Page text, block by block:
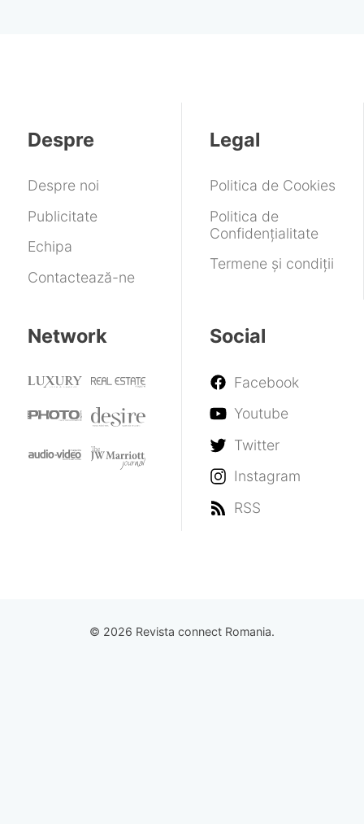
Despre
Despre noi
Publicitate
Echipa
Contactează-ne
Legal
Politica de Cookies
Politica de
Confidențialitate
Termene și condiții
Network Social
Facebook
Youtube
Twitter
Instagram
RSS
© 2026 Revista connect Romania.